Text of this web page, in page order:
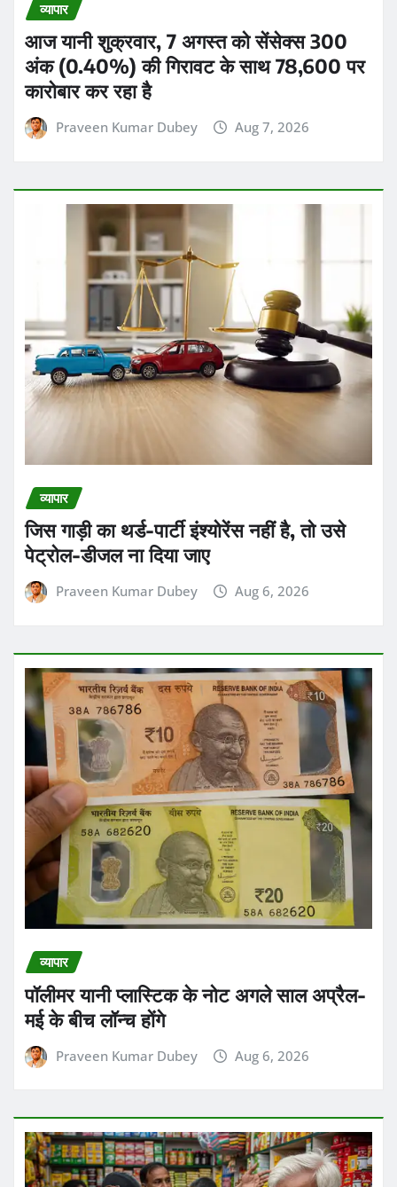
व्यापार
आज यानी शुक्रवार, 7 अगस्त को सेंसेक्स 300
अंक (0.40%) की गिरावट के साथ 78,600 पर
कारोबार कर रहा है
Praveen Kumar Dubey Aug 7, 2026
व्यापार
जिस गाड़ी का थर्ड-पार्टी इंश्योरेंस नहीं है, तो उसे
पेट्रोल-डीजल ना दिया जाए
Praveen Kumar Dubey Aug 6, 2026
व्यापार
पॉलीमर यानी प्लास्टिक के नोट अगले साल अप्रैल-
मई के बीच लॉन्च होंगे
Praveen Kumar Dubey Aug 6, 2026